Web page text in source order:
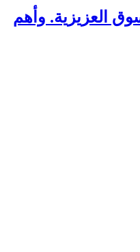
العزيزية. وأهم